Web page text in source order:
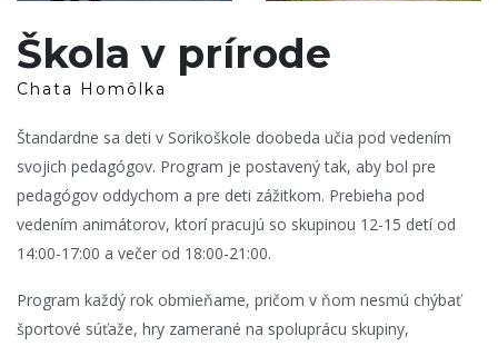
Škola v prírode
Chata Homôlka
Štandardne sa deti v Sorikoškole doobeda učia pod vedením
svojich pedagógov. Program je postavený tak, aby bol pre
pedagógov oddychom a pre deti zážitkom. Prebieha pod
vedením animátorov, ktorí pracujú so skupinou 12-15 detí od
14:00-17:00 a večer od 18:00-21:00.
Program každý rok obmieňame, pričom v ňom nesmú chýbať
športové súťaže, hry zamerané na spoluprácu skupiny,